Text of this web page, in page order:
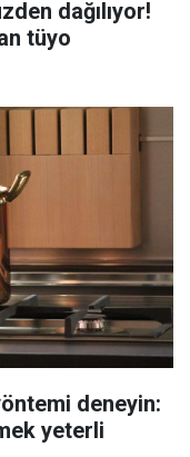
dağılıyor!
tüyo
deneyin:
yeterli